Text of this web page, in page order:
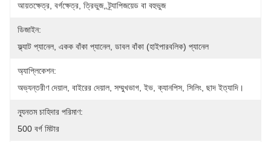
আয়তক্ষেত্র, বর্গক্ষেত্র, ত্রিভুজ, ট্র্যাপিজয়েড বা বহুভুজ
ডিজাইন:
ফ্ল্যাট প্যানেল, একক বাঁকা প্যানেল, ডাবল বাঁকা (হাইপারবলিক) প্যানেল
অ্যাপ্লিকেশন:
অভ্যন্তরীণ দেয়াল, বাইরের দেয়াল, সম্মুখভাগ, ইভ, ক্যানপিস, সিলিং, ছাদ ইত্যাদি।
ন্যূনতম চাহিদার পরিমাণ:
500 বর্গ মিটার